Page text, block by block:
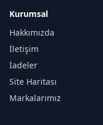
Kurumsal
Hakkımızda
İletişim
İadeler
Site Haritası
Markalarımız